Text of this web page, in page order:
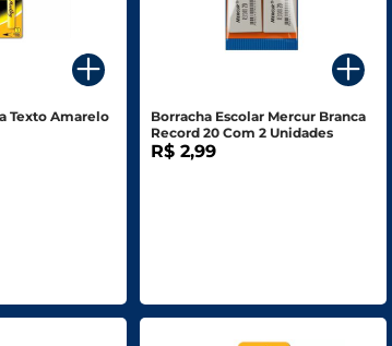
Texto Amarelo
Borracha Escolar Mercur Branca
Record 20 Com 2 Unidades
R$ 2,99